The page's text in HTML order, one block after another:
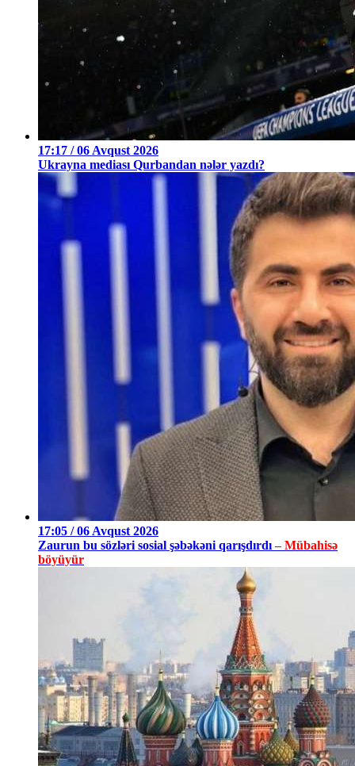
17:17 / 06 Avqust 2026
Ukrayna mediası Qurbandan nələr yazdı?
17:05 / 06 Avqust 2026
Zaurun bu sözləri sosial şəbəkəni qarışdırdı– Mübahisə
böyüyür